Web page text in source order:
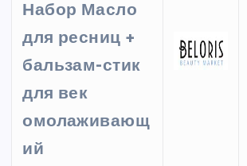
Набор Масло
для ресниц +
бальзам-стик
для век
омолаживающ
ий